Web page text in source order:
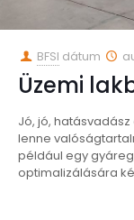
BFSI dátum
Üzemi
Jó, jó,
lenne
például egy
optimalizálására